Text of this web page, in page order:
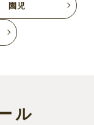
園児
ル